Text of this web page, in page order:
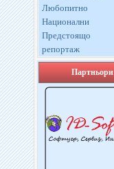
Любопитно
Национални
Предстоящо
репортаж
Партньори